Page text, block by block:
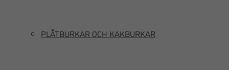
PLÅTBURKAR OCH KAKBURKAR